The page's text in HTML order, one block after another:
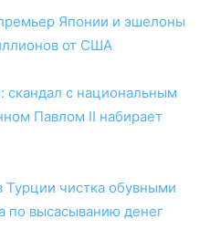
Японии и эшелоны
от США
скандал с национальным
Павлом II набирает
Турции чистка обувными
по высасыванию денег